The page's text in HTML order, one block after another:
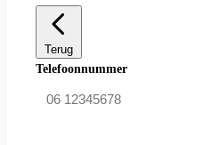
Terug
Telefoonnummer